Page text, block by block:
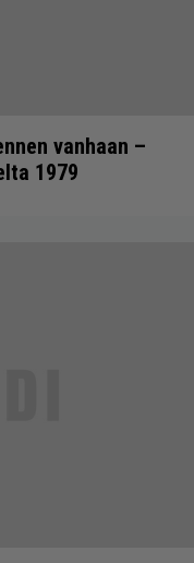
vanhaan –
1979